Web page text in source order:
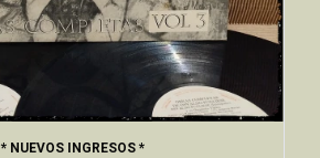
* NUEVOS INGRESOS *